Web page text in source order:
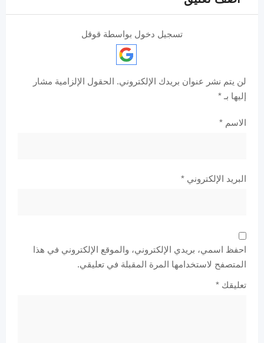
تسجيل دخول بواسطة قوقل
لن يتم نشر عنوان بريدك الإلكتروني. الحقول الإلزامية مشار
إليها بـ *
الاسم *
البريد الإلكتروني *
احفظ اسمي، بريدي الإلكتروني، والموقع الإلكتروني في هذا
المتصفح لاستخدامها المرة المقبلة في تعليقي.
تعليقك *